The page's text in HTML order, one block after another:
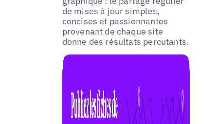
de mises à jour simples,
concises et passionnantes
provenant de chaque site
donne des résultats percutants.